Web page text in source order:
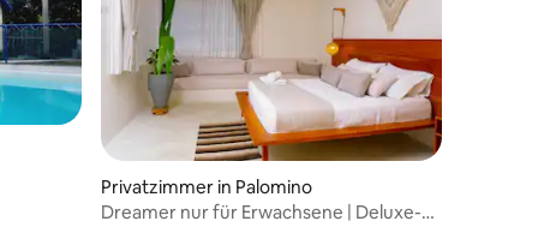
Privatzimmer in Palomino
Dreamer nur für Erwachsene | Deluxe-